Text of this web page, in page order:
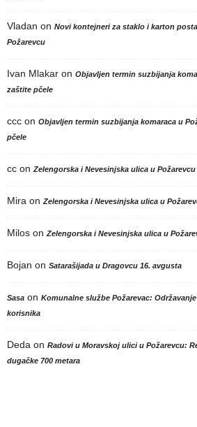
Vladan on Novi kontejneri za staklo i karton
Požarevcu
Ivan Mlakar on Objavljen termin suzbijanja
zaštite pčele
ccc on Objavljen termin suzbijanja komaraca u
pčele
cc on Zelengorska i Nevesinjska ulica u
Mira on Zelengorska i Nevesinjska ulica u
Milos on Zelengorska i Nevesinjska ulica u
Bojan on Satarašijada u Dragovcu 16. avgusta
Sasa on Komunalne službe Požarevac:
korisnika
Deda on Radovi u Moravskoj ulici u Požarevcu:
dugačke 700 metara